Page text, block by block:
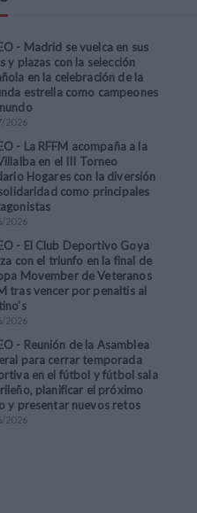
- Madrid se vuelca en sus
y plazas con la selección
en la celebración de la
estrella como campeones
/2026
- La RFFM acompaña a la
en el III Torneo
Hogares con la diversión
como principales
/2026
- El Club Deportivo Goya
con el triunfo en la final de
Movember de Veteranos
tras vencer por penaltis al
/2026
- Reunión de la Asamblea
para cerrar temporada
en el fútbol y fútbol sala
planificar el próximo
y presentar nuevos retos
/2026